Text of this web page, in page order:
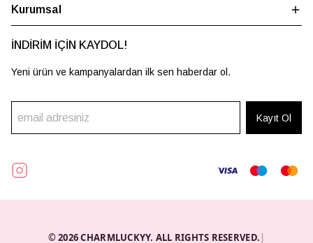
Kurumsal
İNDİRİM İÇİN KAYDOL!
Yeni ürün ve kampanyalardan ilk sen haberdar ol.
Kayıt Ol
© 2026 CHARMLUCKYY. ALL RIGHTS RESERVED. |